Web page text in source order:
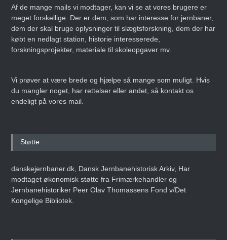
Af de mange mails vi modtager, kan vi se at vores brugere er
meget forskellige. Der er dem, som har interesse for jernbaner,
dem der skal bruge oplysninger til slægtsforskning, dem der har
købt en nedlagt station, historie interesserede,
forskningsprojekter, materiale til skoleopgaver mv.
Vi prøver at være brede og hjælpe så mange som muligt. Hvis
du mangler noget, har rettelser eller andet, så kontakt os
endeligt på vores mail.
Støtte
danskejernbaner.dk, Dansk Jernbanehistorisk Arkiv, Har
modtaget økonomisk støtte fra Frimærkehandler og
Jernbanehistoriker Peer Olav Thomassens Fond v/Det
Kongelige Bibliotek.